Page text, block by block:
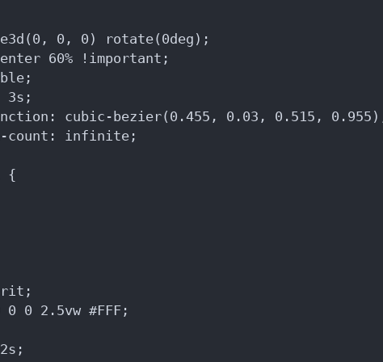
0, 0) rotate(0deg);
60% !important;
3s;
cubic-bezier(0.455, 0.03, 0.515,
count: infinite;
{
0 0 2.5vw #FFF;